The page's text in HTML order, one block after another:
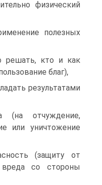
физический
полезных
решать, кто и как
благ),
результатами
(на отчуждение,
или уничтожение
(защиту от
со стороны